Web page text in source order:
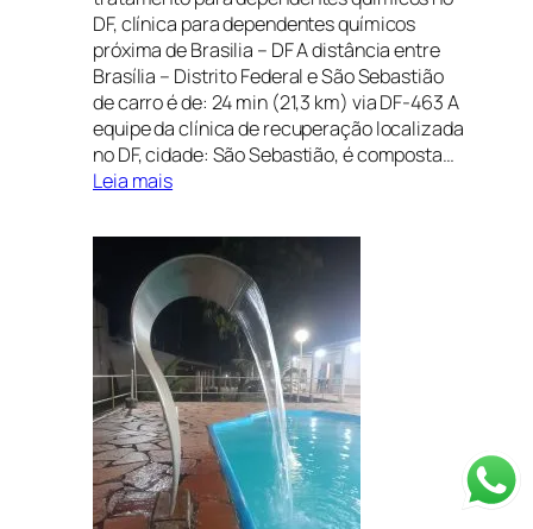
DF, clínica para dependentes químicos
próxima de Brasilia – DF A distância entre
Brasília – Distrito Federal e São Sebastião
de carro é de: 24 min (21,3 km) via DF-463 A
equipe da clínica de recuperação localizada
no DF, cidade: São Sebastião, é composta…
Leia mais:
DE
RECUPERAÇÃO
PARANOÁ,
DISTRITO
FEDERAL